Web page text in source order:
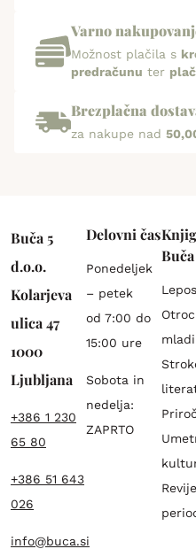
Varno
Možnost plačila s
predračunu ter
Brezplačna
za nakupe nad
Buča 5
d.o.o.
Kolarjeva
ulica 47
1000
Ljubljana
+386 1 230
65 80
+386 51 643
026
info@buca.si
Delovni čas
Ponedeljek
– petek
od 7:00 do
15:00 ure
Sobota in
nedelja:
ZAPRTO
Buča